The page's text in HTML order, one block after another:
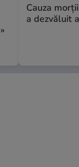
Cauza
a dezvăluit